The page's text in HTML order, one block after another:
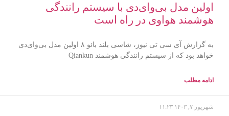
اولین مدل بی‌وای‌دی با سیستم رانندگی
هوشمند هواوی در راه است
به گزارش آی سی تی نیوز، شاسی بلند بائو ۸ اولین مدل بی‌وای‌دی
خواهد بود که از سیستم رانندگی هوشمند Qiankun
ادامه مطلب
شهریور ۷, ۱۴۰۳ ۱۱:۲۳